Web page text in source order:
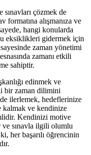
sınavları çözmek de
formatına alışmanıza ve
hangi konularda
eksiklikleri gidermek için
zaman yönetimi
zamanı etkili
sahiptir.
edinmek ve
bir zaman dilimini
ilerlemek, hedeflerinize
kalmak ve kendinize
Kendinizi motive
sınavla ilgili olumlu
her başarılı öğrencinin